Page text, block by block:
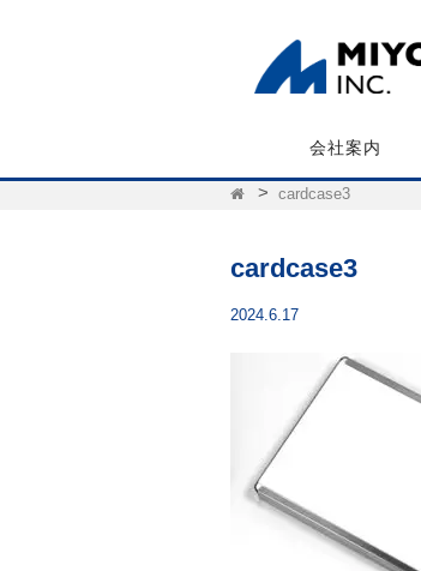
会社案内
cardcase3
cardcase3
2024.6.17